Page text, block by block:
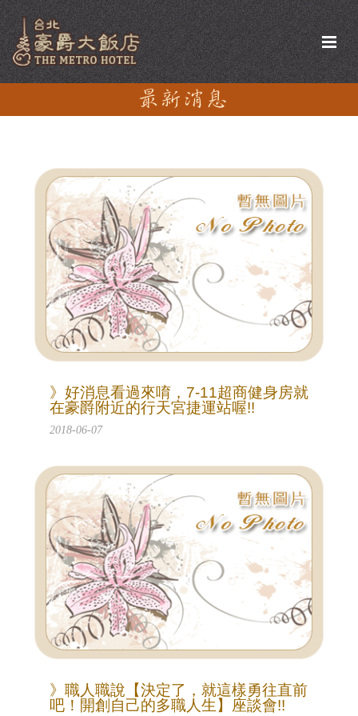
》好消息看過來唷，7-11超商健身房就
在豪爵附近的行天宮捷運站喔!!
2018-06-07
》職人職說【決定了，就這樣勇往直前
吧！開創自己的多職人生】座談會!!